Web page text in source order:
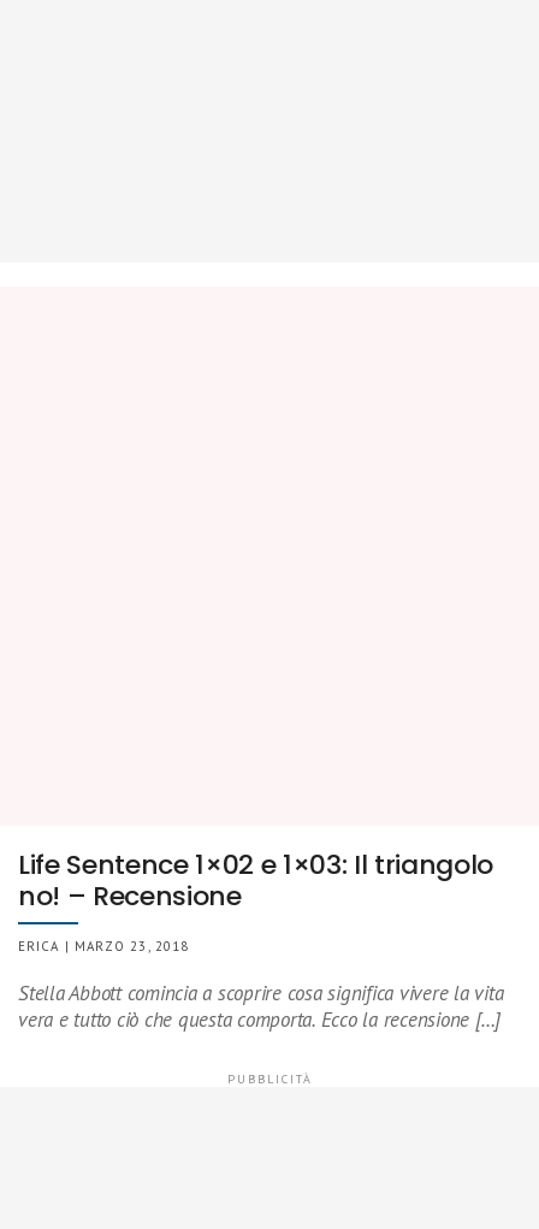
Life Sentence 1×02 e 1×03: Il triangolo
no! – Recensione
ERICA | MARZO 23, 2018
Stella Abbott comincia a scoprire cosa significa vivere la vita
vera e tutto ciò che questa comporta. Ecco la recensione […]